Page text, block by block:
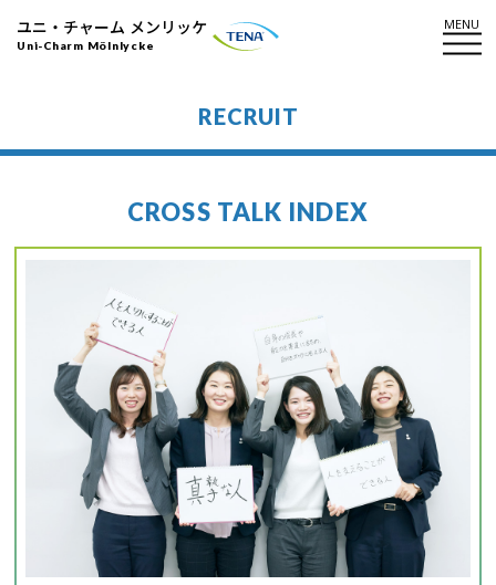
ユニ・チャーム メンリッケ
Uni-Charm Mölnlycke
MENU
RECRUIT
CROSS TALK INDEX